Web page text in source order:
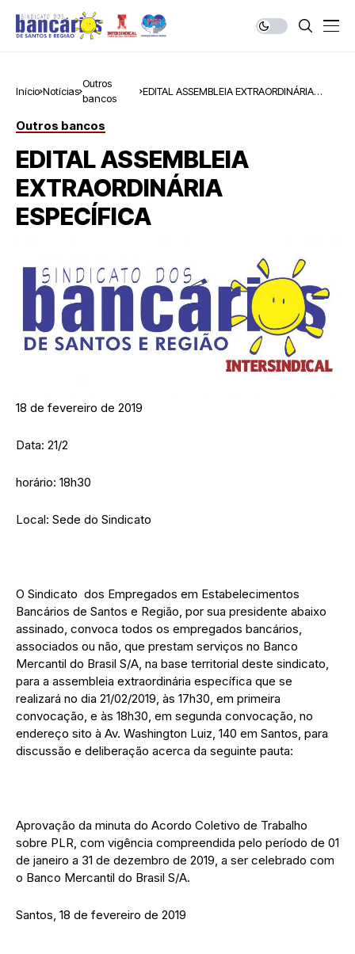
Início Notícias
Outros
bancos
EDITAL ASSEMBLEIA EXTRAORDINÁRIA
Outros bancos
EDITAL ASSEMBLEIA
EXTRAORDINÁRIA
ESPECÍFICA
18 de fevereiro de 2019
Data: 21/2
horário: 18h30
Local: Sede do Sindicato
O Sindicato dos Empregados em Estabelecimentos
Bancários de Santos e Região, por sua presidente abaixo
assinado, convoca todos os empregados bancários,
associados ou não, que prestam serviços no Banco
Mercantil do Brasil S/A, na base territorial deste sindicato,
para a assembleia extraordinária específica que se
realizará no dia 21/02/2019, às 17h30, em primeira
convocação, e às 18h30, em segunda convocação, no
endereço sito à Av. Washington Luiz, 140 em Santos, para
discussão e deliberação acerca da seguinte pauta:
Aprovação da minuta do Acordo Coletivo de Trabalho
sobre PLR, com vigência compreendida pelo período de 01
de janeiro a 31 de dezembro de 2019, a ser celebrado com
o Banco Mercantil do Brasil S/A.
Santos, 18 de fevereiro de 2019